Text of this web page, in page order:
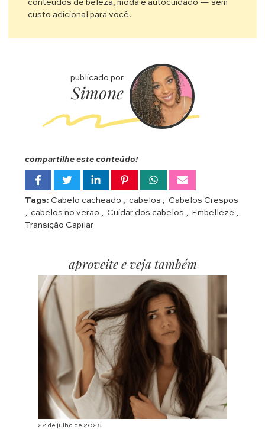
conteúdos de beleza, moda e autocuidado — sem
custo adicional para você.
compartilhe este conteúdo!
Tags: Cabelo cacheado cabelos
Cabelos Crespos
cabelos no verão Cuidar dos cabelos Embelleze
Transição Capilar
publicado por
Simone
aproveite e veja também
22 de julho de 2026